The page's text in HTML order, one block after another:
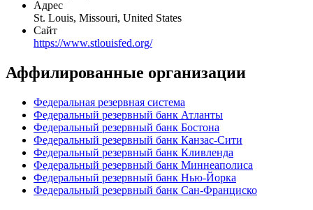
Наименование организации
Федеральный резервный банк Сент-Луиса
Статус организации
Действующая
Адрес
St. Louis, Missouri, United States
Сайт
Аффилированные организации
Федеральная резервная система
Федеральный резервный банк Атланты
Федеральный резервный банк Бостона
Федеральный резервный банк Канзас-Сити
Федеральный резервный банк Кливленда